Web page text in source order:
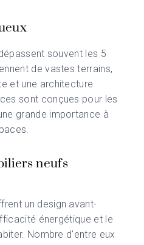
souvent les 5
de vastes terrains,
et une architecture
sont conçues pour les
grande importance à
neufs
un design avant-
énergétique et le
Nombre d'entre eux